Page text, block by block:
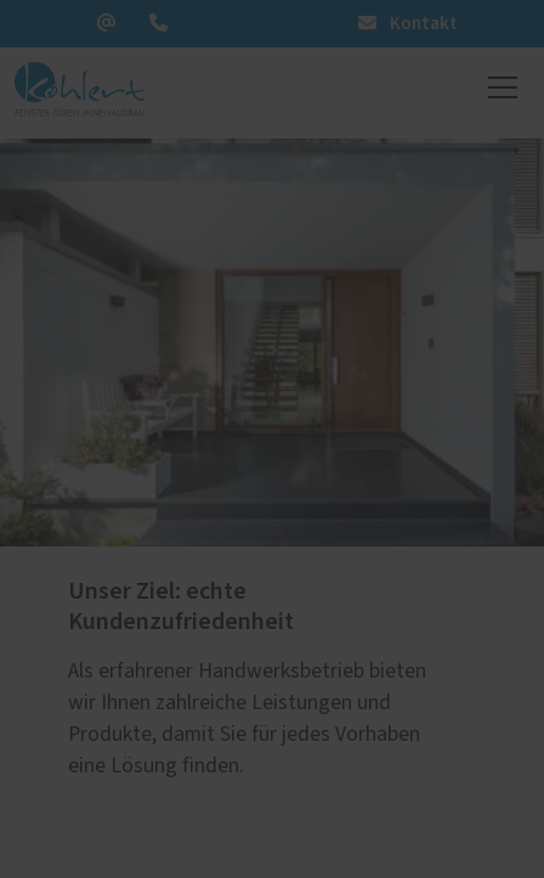
Kontakt
Unser Ziel: echte
Kundenzufriedenheit
Als erfahrener Handwerksbetrieb bieten
wir Ihnen zahlreiche Leistungen und
Produkte, damit Sie für jedes Vorhaben
eine Lösung finden.